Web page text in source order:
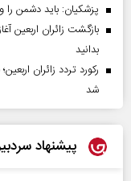
پزشکیان: باید دشمن را
بدانید
شد
پیشنهاد